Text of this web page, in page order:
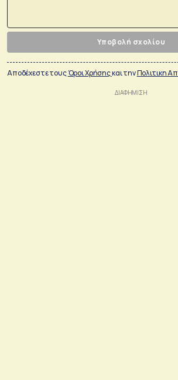
Υποβολή σχολίου
Αποδέχεστε τουςΌροι Χρήσηςκαι τηνΠολιτικη